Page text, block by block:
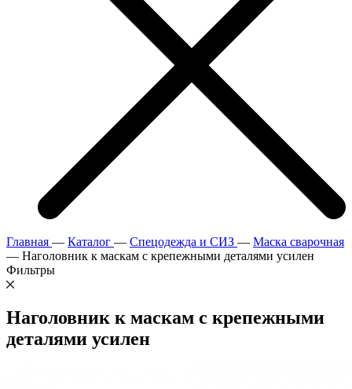
Главная — Каталог — Спецодежда и СИЗ — Маска сварочная
— Наголовник к маскам с крепежными деталями усилен
Фильтры
Наголовник к маскам с крепежными
деталями усилен